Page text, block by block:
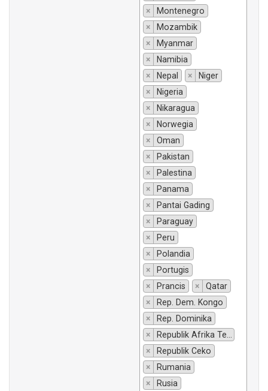
×
Montenegro
×
Mozambik
×
Myanmar
×
Namibia
×
Nepal ×
Niger
×
Nigeria
×
Nikaragua
×
Norwegia
×
Oman
×
Pakistan
×
Palestina
×
Panama
×
Pantai Gading
×
Paraguay
×
Peru
×
Polandia
×
Portugis
×
Prancis ×
Qatar
×
Rep. Dem. Kongo
×
Rep. Dominika
×
Republik Afrika Tengah
×
Republik Ceko
×
Rumania
×
Rusia